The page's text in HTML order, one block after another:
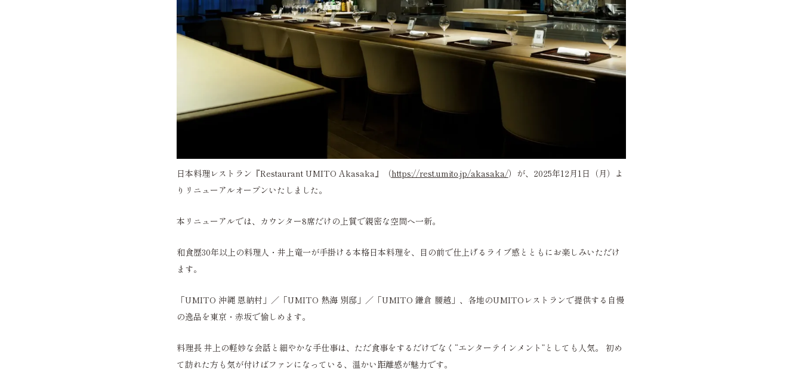
日本料理レストラン『Restaurant UMITO Akasaka』（https://rest.umito.jp/akasaka/）が、2025年12月1日（月）よ
りリニューアルオープンいたしました。
本リニューアルでは、カウンター8席だけの上質で親密な空間へ一新。
和食歴30年以上の料理人・井上竜一が手掛ける本格日本料理を、目の前で仕上げるライブ感とともにお楽しみいただけ
ます。
「UMITO 沖縄 恩納村」／「UMITO 熱海 別邸」／「UMITO 鎌倉 腰越」、各地のUMITOレストランで提供する自慢
の逸品を東京・赤坂で愉しめます。
料理長 井上の軽妙な会話と細やかな手仕事は、ただ食事をするだけでなく“エンターテインメント”としても人気。 初め
て訪れた方も気が付けばファンになっている、温かい距離感が魅力です。